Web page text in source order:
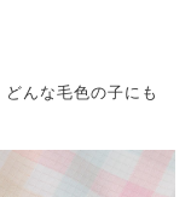
んな毛色の子にも